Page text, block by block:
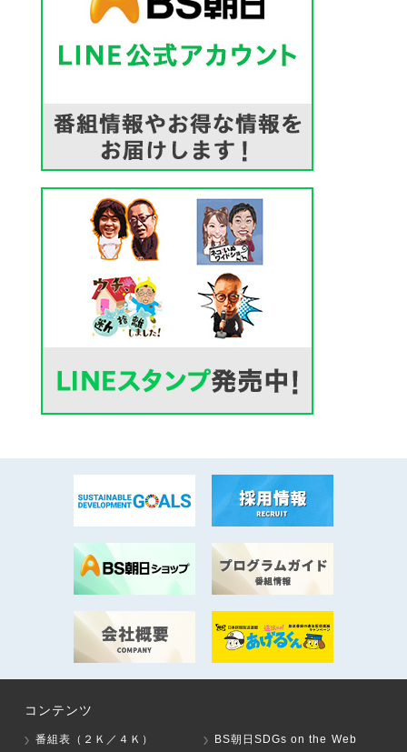
コンテンツ
番組表（２Ｋ／４Ｋ）
BS朝日SDGs on the Web